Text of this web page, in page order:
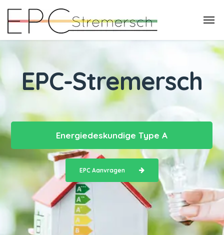
EPC-Stremersch
Energiedeskundige Type A
EPC Aanvragen